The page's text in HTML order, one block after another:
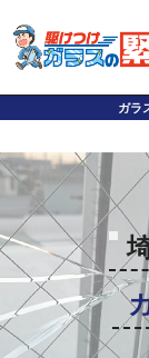
ガラ